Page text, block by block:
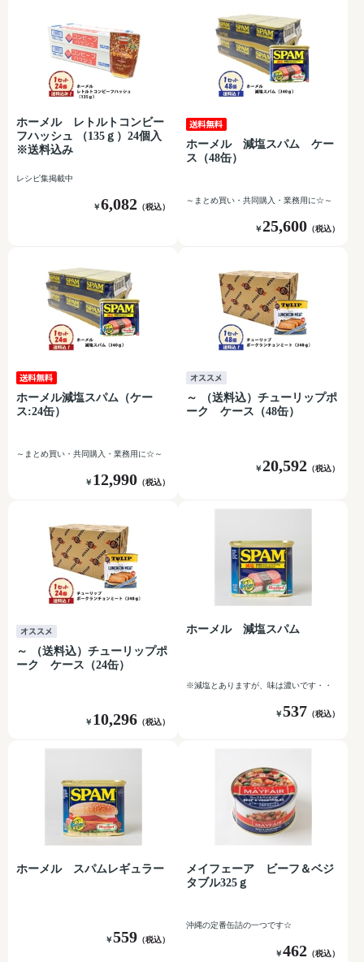
ホーメル レトルトコンビー
フハッシュ （135ｇ）24個入
※送料込み
レシピ集掲載中
￥6,082 （税込）
ホーメル 減塩スパム ケー
ス（48缶）
～まとめ買い・共同購入・業務用に☆～
￥25,600 （税込）
ホーメル減塩スパム（ケー
ス:24缶）
～まとめ買い・共同購入・業務用に☆～
￥ 12,990 （税込）
～ （送料込）チューリップポ
ーク ケース（48缶）
￥20,592 （税込）
～ （送料込）チューリップポ
ーク ケース（24缶）
￥ 10,296 （税込）
ホーメル 減塩スパム
※減塩とありますが、味は濃いです・・
￥537 （税込）
ホーメル スパムレギュラー
￥559 （税込）
メイフェーア ビーフ＆ベジ
タブル325ｇ
沖縄の定番缶詰の一つです☆
￥462 （税込）